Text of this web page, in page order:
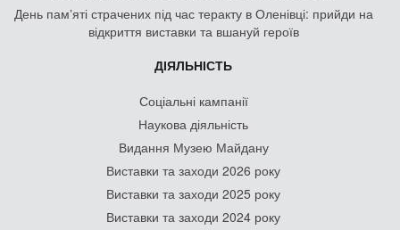
День памʼяті страчених під час теракту в Оленівці: прийди на
відкриття виставки та вшануй героїв
ДІЯЛЬНІСТЬ
Соціальні кампанії
Наукова діяльність
Видання Музею Майдану
Виставки та заходи 2026 року
Виставки та заходи 2025 року
Виставки та заходи 2024 року